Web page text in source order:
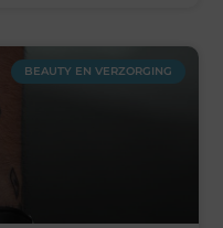
BEAUTY EN VERZORGING